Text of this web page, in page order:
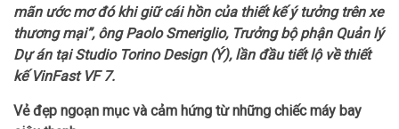
mãn ước mơ đó khi giữ cái hồn của thiết kế ý tưởng trên xe
thương mại”, ông Paolo Smeriglio, Trưởng bộ phận Quản lý
Dự án tại Studio Torino Design (Ý), lần đầu tiết lộ về thiết
kế VinFast VF 7.
Vẻ đẹp ngoạn mục và cảm hứng từ những chiếc máy bay